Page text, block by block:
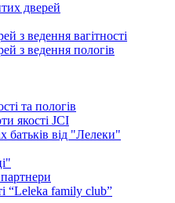
дверей
з ведення вагітності
з ведення пологів
та пологів
якості JCI
батьків від "Лелеки"
“Leleka family club”